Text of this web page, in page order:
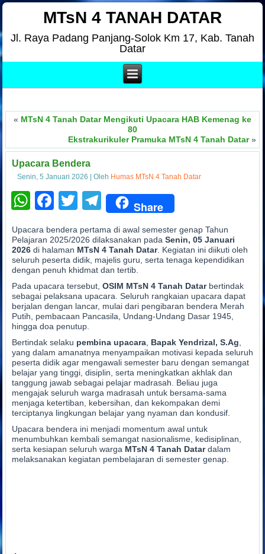
MTsN 4 TANAH DATAR
Jl. Raya Padang Panjang-Solok Km 17, Kab. Tanah
Datar
« MTsN 4 Tanah Datar Mengikuti Upacara HAB Kemenag ke
80
Ekstrakurikuler Pramuka MTsN 4 Tanah Datar»
Upacara Bendera
Senin, 5 Januari 2026 |Oleh Humas MTsN 4 Tanah Datar
WhatsApp
Facebook
Twitter
Telegram
Share
Upacara bendera pertama di awal semester genap Tahun
Pelajaran 2025/2026 dilaksanakan padaSenin, 05 Januari
2026 di halaman MTsN 4 Tanah Datar. Kegiatan ini diikuti oleh
seluruh peserta didik, majelis guru, serta tenaga kependidikan
dengan penuh khidmat dan tertib.
Pada upacara tersebut,OSIM MTsN 4 Tanah Datarbertindak
sebagai pelaksana upacara. Seluruh rangkaian upacara dapat
berjalan dengan lancar, mulai dari pengibaran bendera Merah
Putih, pembacaan Pancasila, Undang-Undang Dasar 1945,
hingga doa penutup.
Bertindak selaku pembina upacara, Bapak Yendrizal, S.Ag,
yang dalam amanatnya menyampaikan motivasi kepada seluruh
peserta didik agar mengawali semester baru dengan semangat
belajar yang tinggi, disiplin, serta meningkatkan akhlak dan
tanggung jawab sebagai pelajar madrasah. Beliau juga
mengajak seluruh warga madrasah untuk bersama-sama
menjaga ketertiban, kebersihan, dan kekompakan demi
terciptanya lingkungan belajar yang nyaman dan kondusif.
Upacara bendera ini menjadi momentum awal untuk
menumbuhkan kembali semangat nasionalisme, kedisiplinan,
serta kesiapan seluruh warga MTsN 4 Tanah Datardalam
melaksanakan kegiatan pembelajaran di semester genap.